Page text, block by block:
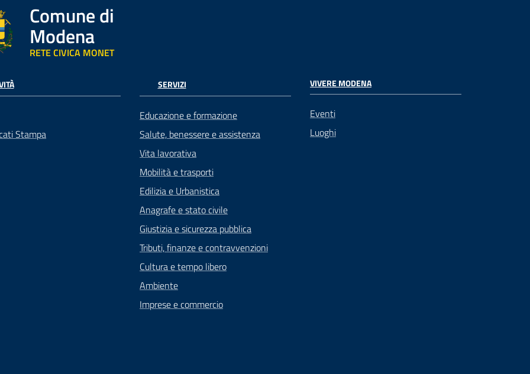
Comune di
Modena
RETE CIVICA MONET
Stampa
SERVIZI
Educazione e formazione
Salute, benessere e assistenza
Vita lavorativa
Mobilità e trasporti
Edilizia e Urbanistica
Anagrafe e stato civile
Giustizia e sicurezza pubblica
Tributi, finanze e contravvenzioni
Cultura e tempo libero
Ambiente
Imprese e commercio
VIVERE MODENA
Eventi
Luoghi